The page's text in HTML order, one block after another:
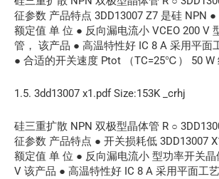
征参数 产品特点 3DD13007 Z7 是硅 NPN
额定值 单 位 ● 反向漏电流小 VCEO 200 V
管， 该产品 ● 高温特性好 IC 8 A 采用平面
● 合适的开关速度 Ptot （TC=25℃） 50 W
1.5. 3dd13007 x1.pdf Size:153K _crhj
硅三重扩散 NPN 双极型晶体管 R ○
征参数 产品特点 ● 开关损耗低 3DD13007
额定值 单 位 ● 反向漏电流小 型功率开关晶
V 该产品 ● 高温特性好 IC 8 A 采用平面工